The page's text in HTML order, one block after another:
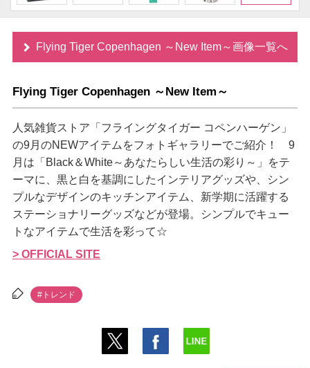
Flying Tiger Copenhagen ～New Item～画像一覧へ
Flying Tiger Copenhagen ～New Item～
人気雑貨ストア「フライングタイガー コペンハーゲン」
の9月のNEWアイテムをフォトギャラリーでご紹介！ 9
月は「Black＆White～あなたらしい生活の彩り～」をテ
ーマに、黒と白を基調にしたインテリアグッズや、シン
プルなデザインのキッチンアイテム、新学期に活躍する
ステーショナリーグッズなどが登場。シンプルでキュー
トなアイテムで生活を彩って☆
> OFFICIAL SITE
#トレンド